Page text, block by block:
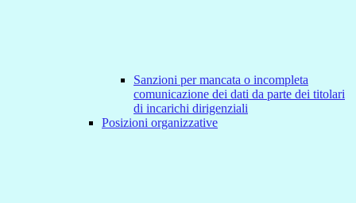
Sanzioni per mancata o incompleta
comunicazione dei dati da parte dei titolari
di incarichi dirigenziali
Posizioni organizzative